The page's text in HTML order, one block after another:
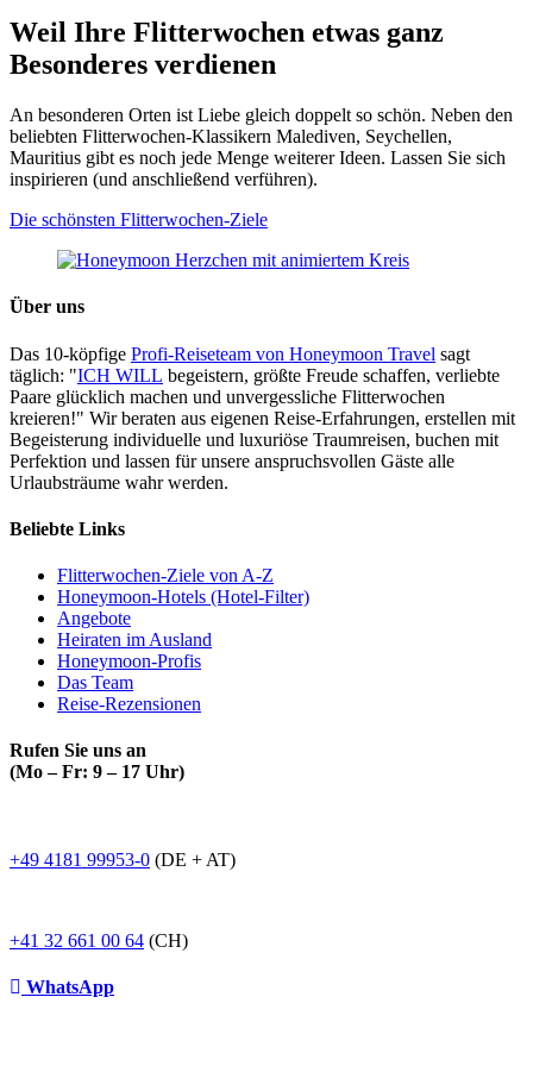
Weil Ihre Flitterwochen etwas ganz
Besonderes verdienen
An besonderen Orten ist Liebe gleich doppelt so schön. Neben den
beliebten Flitterwochen-Klassikern Malediven, Seychellen,
Mauritius gibt es noch jede Menge weiterer Ideen. Lassen Sie sich
inspirieren (und anschließend verführen).
Die schönsten Flitterwochen-Ziele
Über uns
Das 10-köpfige Profi-Reiseteam von Honeymoon Travel sagt
täglich: "ICH WILL begeistern, größte Freude schaffen, verliebte
Paare glücklich machen und unvergessliche Flitterwochen
kreieren!" Wir beraten aus eigenen Reise-Erfahrungen, erstellen mit
Begeisterung individuelle und luxuriöse Traumreisen, buchen mit
Perfektion und lassen für unsere anspruchsvollen Gäste alle
Urlaubsträume wahr werden.
Beliebte Links
Flitterwochen-Ziele von A-Z
Honeymoon-Hotels (Hotel-Filter)
Angebote
Heiraten im Ausland
Honeymoon-Profis
Das Team
Reise-Rezensionen
Rufen Sie uns an
(Mo – Fr: 9 – 17 Uhr)
+49 4181 99953-0 (DE + AT)
+41 32 661 00 64 (CH)
WhatsApp